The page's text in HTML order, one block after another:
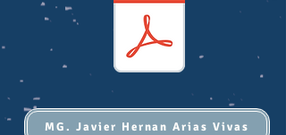
MG. Javier Hernan Arias Vivas